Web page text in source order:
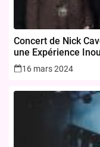
Concert de Nick
une Expérience
novembre 2024
16 mars 2024